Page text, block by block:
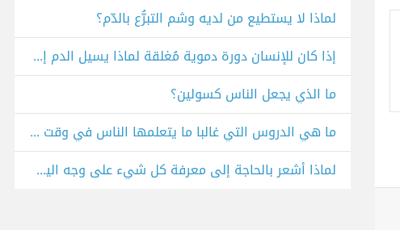
لماذا لا يستطيع من لديه وشم التبرُّع بالدّم؟
إذا كان للإنسان دورة دموية مُغلقة لماذا يسيل الدم إذا تعرض للجرح؟
ما الذي يجعل الناس كسولين؟
ما هي الدروس التي غالبا ما يتعلمها الناس في وقت متأخر جدا من الحياة؟
لماذا أشعر بالحاجة إلى معرفة كل شيء على وجه اليقين؟